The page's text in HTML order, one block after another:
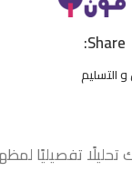
Share:
التسليم
تفصيليًا